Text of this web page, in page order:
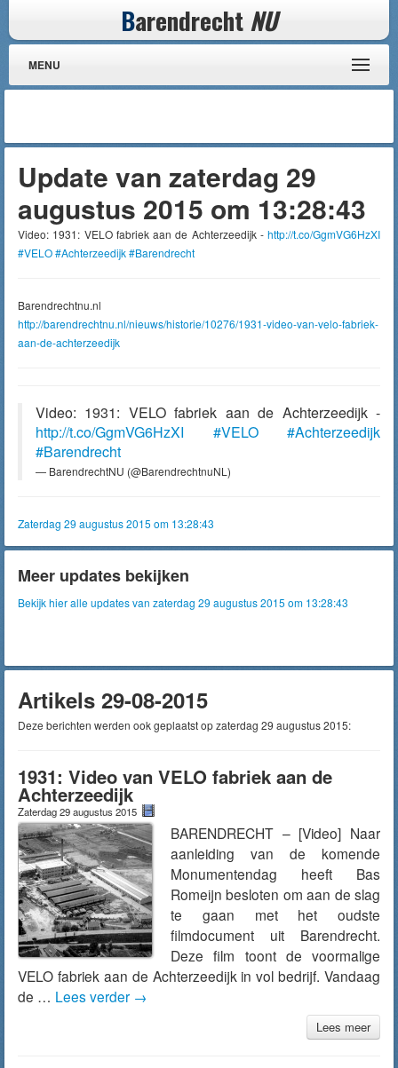
Barendrecht NU
MENU
Update van zaterdag 29
augustus 2015 om 13:28:43
Video: 1931: VELO fabriek aan de Achterzeedijk - http://t.co/GgmVG6HzXI
#VELO#Achterzeedijk#Barendrecht
Barendrechtnu.nl
http://barendrechtnu.nl/nieuws/historie/10276/1931-video-van-velo-fabriek-
aan-de-achterzeedijk
Video: 1931: VELO fabriek aan de Achterzeedijk -
http://t.co/GgmVG6HzXI
#VELO
#Achterzeedijk
#Barendrecht
— BarendrechtNU (@BarendrechtnuNL)
Zaterdag 29 augustus 2015 om 13:28:43
Meer updates bekijken
Bekijk hier alle updates van zaterdag 29 augustus 2015 om 13:28:43
Artikels 29-08-2015
Deze berichten werden ook geplaatst op zaterdag 29 augustus 2015:
1931: Video van VELO fabriek aan de
Achterzeedijk
Zaterdag 29 augustus 2015
BARENDRECHT – [Video] Naar
aanleiding van de komende
Monumentendag heeft Bas
Romeijn besloten om aan de slag
te gaan met het oudste
filmdocument uit Barendrecht.
Deze film toont de voormalige
VELO fabriek aan de Achterzeedijk in vol bedrijf. Vandaag
de … Lees verder →
Lees meer